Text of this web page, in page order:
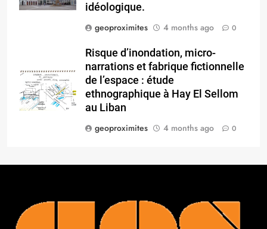
idéologique.
geoproximites
4 months ago 0
Risque d’inondation, micro-
narrations et fabrique fictionnelle
de l’espace : étude
ethnographique à Hay El Sellom
au Liban
geoproximites
4 months ago 0